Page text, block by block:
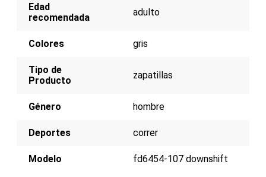
Edad
recomendada
adulto
Colores gris
Tipo de
Producto
zapatillas
Género hombre
Deportes correr
Modelo fd6454-107 downshift